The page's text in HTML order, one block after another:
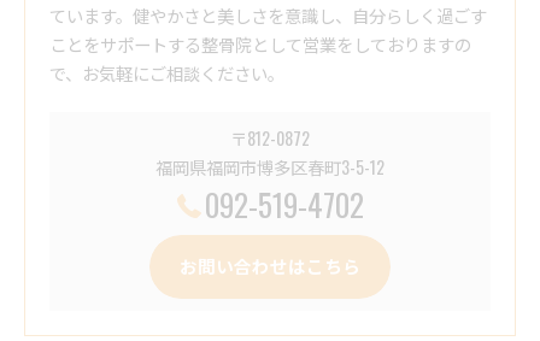
ています。健やかさと美しさを意識し、自分らしく過ごす
ことをサポートする整骨院として営業をしておりますの
で、お気軽にご相談ください。
〒812-0872
福岡県福岡市博多区春町3-5-12
092-519-4702
お問い合わせはこちら